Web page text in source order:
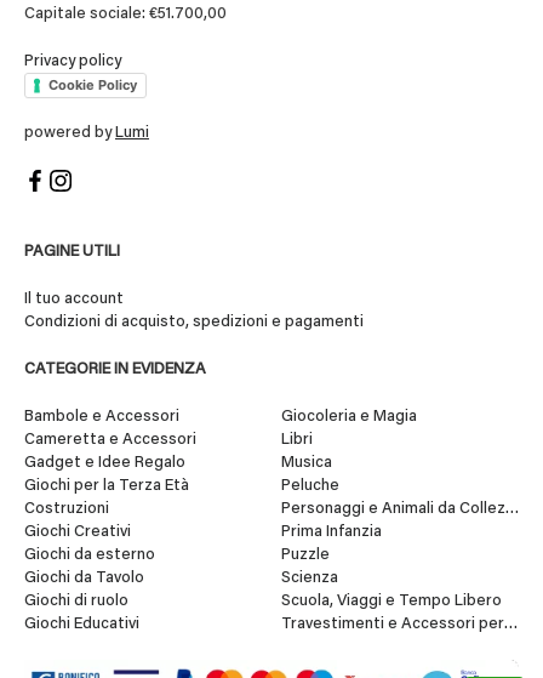
Capitale sociale: €51.700,00
Privacy policy
Cookie Policy
powered by Lumi
PAGINE UTILI
Il tuo account
Condizioni di acquisto, spedizioni e pagamenti
CATEGORIE IN EVIDENZA
Bambole e Accessori
Cameretta e Accessori
Gadget e Idee Regalo
Giochi per la Terza Età
Costruzioni
Giochi Creativi
Giochi da esterno
Giochi da Tavolo
Giochi di ruolo
Giochi Educativi
Giocoleria e Magia
Libri
Musica
Peluche
Personaggi e Animali da Collezione
Prima Infanzia
Puzzle
Scienza
Scuola, Viaggi e Tempo Libero
Travestimenti e Accessori per